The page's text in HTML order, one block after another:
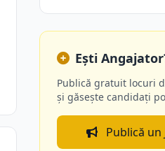
Ești
Publică gratuit locuri
și găsește candidați
Publică un